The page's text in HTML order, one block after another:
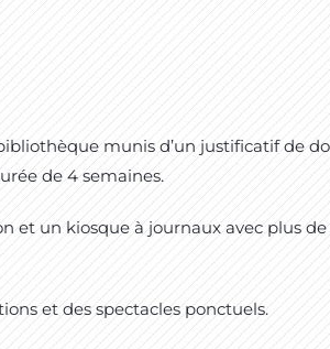
munis d’un justificatif de
de 4 semaines.
et un kiosque à journaux avec plus
et des spectacles ponctuels.